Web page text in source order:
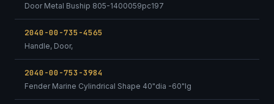
Door Metal Buship 805-1400059pc197
2040-00-735-4565
Handle, Door,
2040-00-753-3984
Fender Marine Cylindrical Shape 40"dia -60"lg